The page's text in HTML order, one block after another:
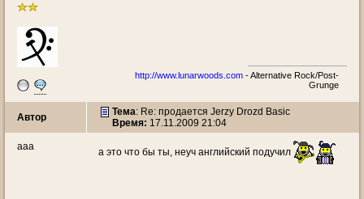
http://www.lunarwoods.com - Alternative Rock/Post-
Grunge
Автор Тема: Re: продается Jerzy Drozd Basic
Время: 17.11.2009 21:04
aaa а это что бы ты, неуч английский подучил